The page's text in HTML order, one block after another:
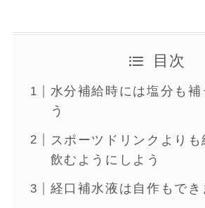
目次
水分補給時には塩分も補
う
スポーツドリンクより
飲むようにしよう
経口補水液は自作もでき